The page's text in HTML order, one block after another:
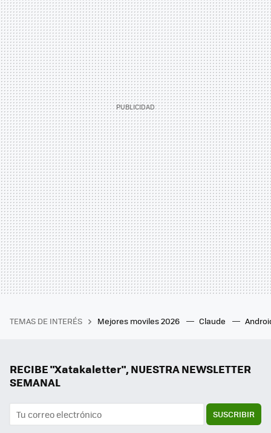
TEMAS DE INTERÉS Mejores moviles 2026 Claude
RECIBE "Xatakaletter", NUESTRA NEWSLETTER
SEMANAL
SUSCRIBIR